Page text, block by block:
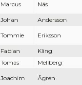
Marcus Näs
Johan Andersson
Tommie Eriksson
Fabian Kling
Tomas
Mellberg
Joachim Ågren